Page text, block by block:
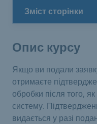
Зміст сторінки
Опис курсу
Якщо ви подали
отримаєте
обробки після того,
систему.
видається у разі